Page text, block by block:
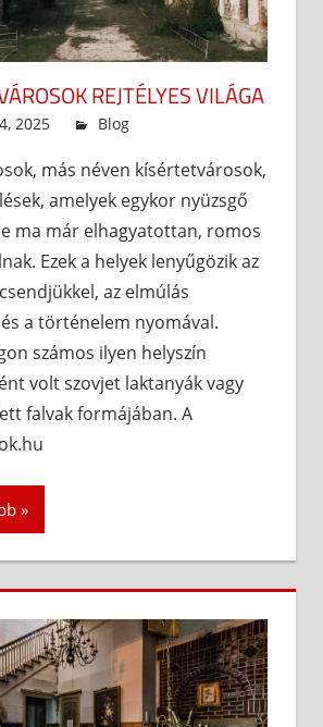
REJTÉLYES VILÁGA
2025 admin
Blog
más néven kísértetvárosok,
amelyek egykor nyüzsgő
ma már elhagyatottan, romos
Ezek a helyek lenyűgözik az
az elmúlás
a történelem nyomával.
számos ilyen helyszín
volt szovjet laktanyák vagy
falvak formájában. A